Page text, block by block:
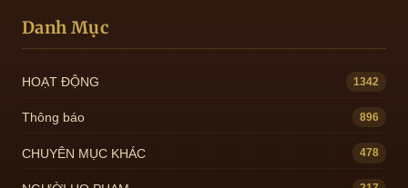
Danh Mục
HOẠT ĐỘNG 1342
Thông báo 896
CHUYÊN MỤC KHÁC 478